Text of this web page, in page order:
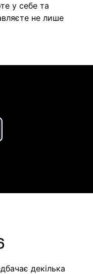
у себе та
не лише
декілька